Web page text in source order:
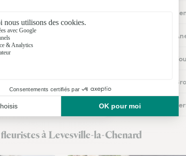
Fleuristes à
Fleuristes à
Fleuristes à
Fleuristes à
Fleuristes à
à Levesville-la-Chenard